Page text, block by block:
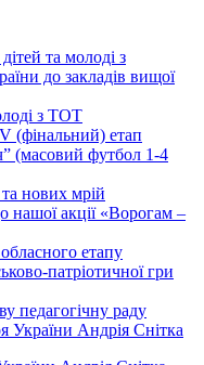
та молоді з
до закладів вищої
з ТОТ
(фінальний) етап
(масовий футбол 1-4
нових мрій
нашої акції «Ворогам –
етапу
патріотичної гри
педагогічну раду